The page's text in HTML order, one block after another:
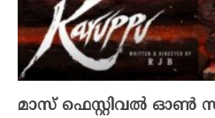
മാസ് ഫെസ്റ്റിവൽ ഓൺ